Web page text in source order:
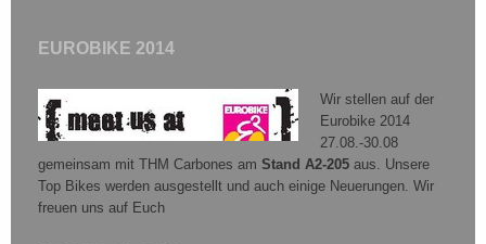
EUROBIKE 2014
Wir stellen auf der
Eurobike 2014
27.08.-30.08
gemeinsam mit THM Carbones am Stand A2-205 aus. Unsere
Top Bikes werden ausgestellt und auch einige Neuerungen. Wir
freuen uns auf Euch